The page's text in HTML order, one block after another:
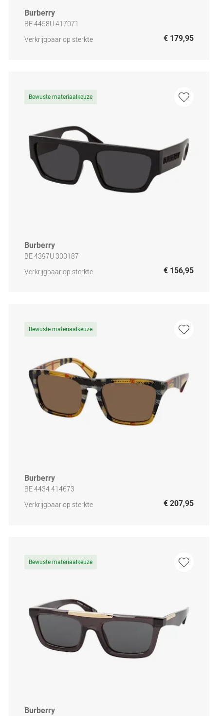
Burberry
BE 4458U 417071
Verkrijgbaar op sterkte
€ 179,95
Bewuste materiaalkeuze
Burberry
BE 4397U 300187
Verkrijgbaar op sterkte
€ 156,95
Bewuste materiaalkeuze
Burberry
BE 4434 414673
Verkrijgbaar op sterkte
€ 207,95
Bewuste materiaalkeuze
Burberry